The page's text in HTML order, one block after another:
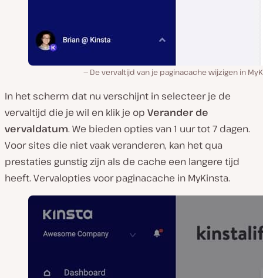
De vervaltijd van je paginacache wijzigen in
In het scherm dat nu verschijnt in selecteer je de
vervaltijd die je wil en klik je op Verander de
vervaldatum. We bieden opties van 1 uur tot 7 dagen.
Voor sites die niet vaak veranderen, kan het qua
prestaties gunstig zijn als de cache een langere tijd
heeft. Vervalopties voor paginacache in MyKinsta.